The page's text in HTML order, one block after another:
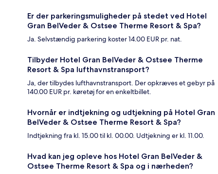
Er der parkeringsmuligheder på stedet ved Hotel
Gran BelVeder & Ostsee Therme Resort & Spa?
Ja. Selvstændig parkering koster 14.00 EUR pr. nat.
Tilbyder Hotel Gran BelVeder & Ostsee Therme
Resort & Spa lufthavnstransport?
Ja, der tilbydes lufthavnstransport. Der opkræves et gebyr på
140.00 EUR pr. køretøj for en enkeltbillet.
Hvornår er indtjekning og udtjekning på Hotel Gran
BelVeder & Ostsee Therme Resort & Spa?
Indtjekning fra kl. 15.00 til kl. 00.00. Udtjekning er kl. 11.00.
Hvad kan jeg opleve hos Hotel Gran BelVeder &
Ostsee Therme Resort & Spa og i nærheden?